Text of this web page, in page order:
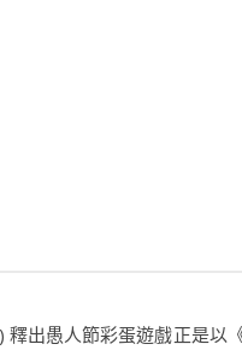
) 釋出愚人節彩蛋遊戲正是以